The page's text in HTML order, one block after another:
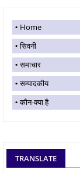
Home
सिवनी
समाचार
सम्पादकीय
कौन-क्या है
TRANSLATE